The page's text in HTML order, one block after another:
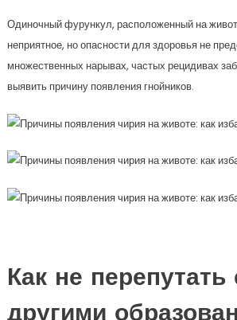
Одиночный фурункул, расположенный на
неприятное, но опасности для здоровья не
множественных нарывах, частых рецидивах
выявить причину появления гнойников.
Как не перепутать
другими